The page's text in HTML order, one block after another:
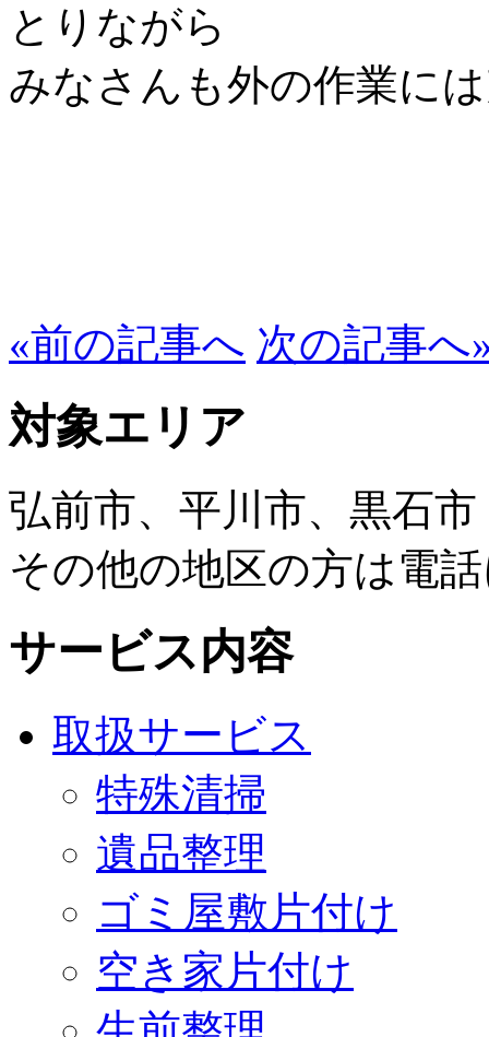
とりながら
みなさんも外の作業に
«前の記事へ 次の記事へ
対象エリア
弘前市、平川市、黒石市
その他の地区の方は電
サービス内容
取扱サービス
特殊清掃
遺品整理
ゴミ屋敷片付け
空き家片付け